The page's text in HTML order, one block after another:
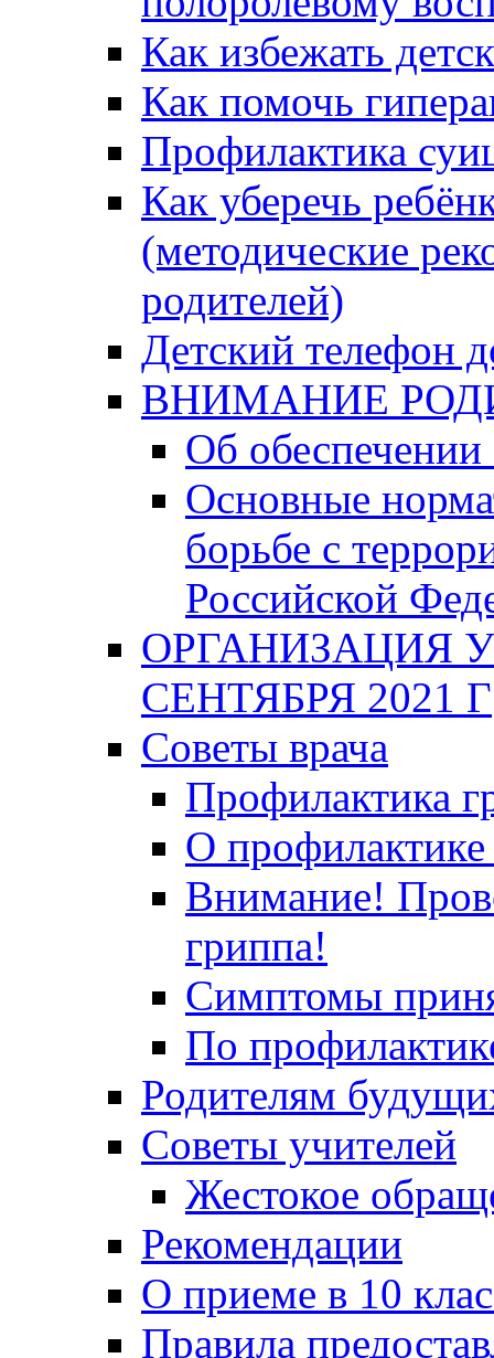
Как избежать
Как помочь
Профилактика
Как уберечь
(методические
родителей)
Детский телефон
ВНИМАНИЕ
Об обеспечении
Основные
борьбе с
Российской
ОРГАНИЗАЦИЯ
СЕНТЯБРЯ 2021 Г
Советы врача
Профилактика
О профилактике
Внимание!
гриппа!
Симптомы
По
Родителям
Советы учителей
Жестокое
Рекомендации
О приеме в 10
Правила